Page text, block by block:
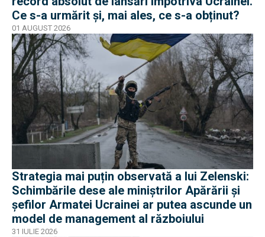
Ce s-a urmărit și, mai ales, ce s-a obținut?
01 AUGUST 2026
Strategia mai puțin observată a lui Zelenski:
Schimbările dese ale miniștrilor Apărării și
șefilor Armatei Ucrainei ar putea ascunde un
model de management al războiului
31 IULIE 2026